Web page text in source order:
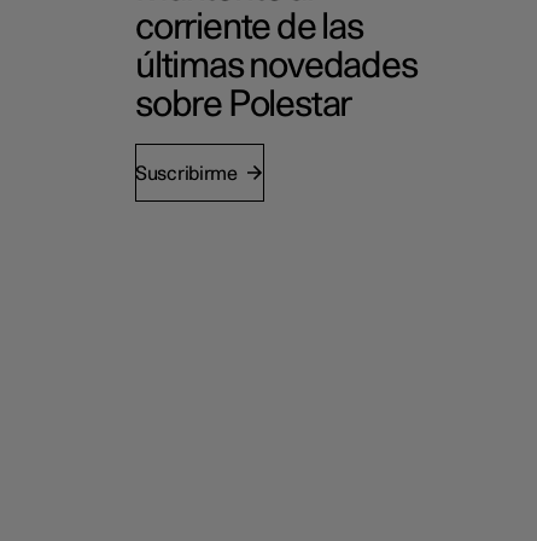
corriente de las
últimas novedades
sobre Polestar
Suscribirme